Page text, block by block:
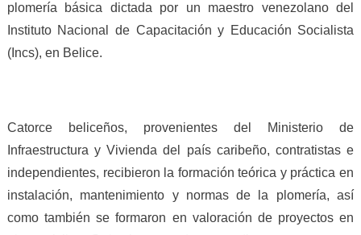
plomería básica dictada por un maestro venezolano del
Instituto Nacional de Capacitación y Educación Socialista
(Incs), en Belice.
Catorce beliceños, provenientes del Ministerio de
Infraestructura y Vivienda del país caribeño, contratistas e
independientes, recibieron la formación teórica y práctica en
instalación, mantenimiento y normas de la plomería, así
como también se formaron en valoración de proyectos en